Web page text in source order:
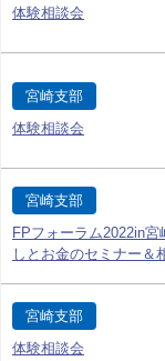
体験相談会
宮崎支部
体験相談会
宮崎支部
FPフォーラム2022in
しとお金のセミナー＆
宮崎支部
体験相談会